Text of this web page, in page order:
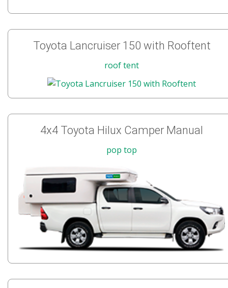
Toyota Lancruiser 150 with Rooftent
roof tent
4x4 Toyota Hilux Camper Manual
pop top